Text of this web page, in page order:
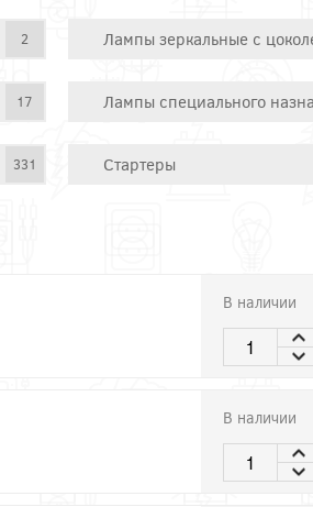
2 Лампы зеркальные с
17 Лампы специального
331 Стартеры
В наличии
В наличии